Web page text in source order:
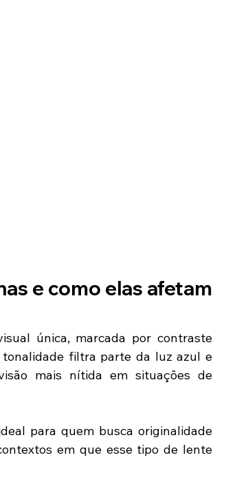
e como elas afetam
única, marcada por contraste
tonalidade filtra parte da luz azul e
mais nítida em situações de
para quem busca originalidade
em que esse tipo de lente